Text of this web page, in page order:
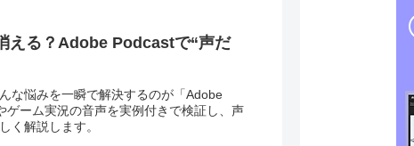
不安定・社会的信用・確定申告・下積みの
メリット12選まで、経験者の視点ですべ
月収40万円を達成した一方で、年収は会
隠さずに公開。フリーランスに向いてい
、会社員を辞める前にやっておくべきこ
についても触れています。動画編集でフ
、今の職場や人間関係に悩んでいる方、
える？Adobe Podcastで“声だ
な悩みを一瞬で解決するのが「Adobe
ゲーム実況の音声を実例付きで検証し、声
く解説します。